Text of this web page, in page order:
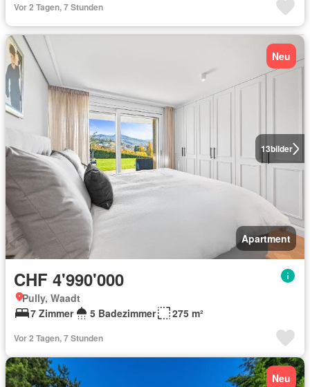
Vor 2 Tagen, 7 Stunden
13bilder
Neu
Apartment
CHF 4'990'000
Pully, Waadt
7 Zimmer
5 Badezimmer 275 m²
Vor 2 Tagen, 7 Stunden
Neu